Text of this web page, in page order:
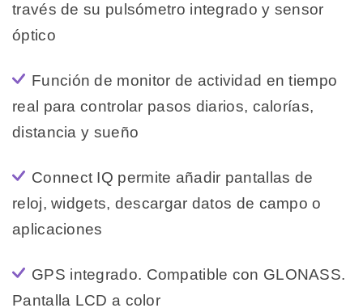
través de su pulsómetro integrado y sensor
óptico
Función de monitor de actividad en tiempo
real para controlar pasos diarios, calorías,
distancia y sueño
Connect IQ permite añadir pantallas de
reloj, widgets, descargar datos de campo o
aplicaciones
GPS integrado. Compatible con GLONASS.
Pantalla LCD a color